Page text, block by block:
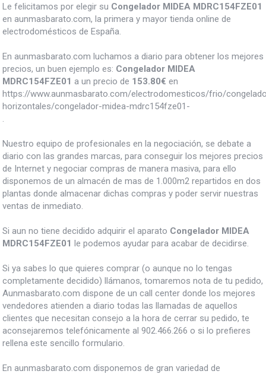
Le felicitamos por elegir su Congelador MIDEA MDRC154FZE01
en aunmasbarato.com, la primera y mayor tienda online de
electrodomésticos de España.
En aunmasbarato.com luchamos a diario para obtener los mejores
precios, un buen ejemplo es: Congelador MIDEA
MDRC154FZE01 a un precio de 153.80€ en
https://www.aunmasbarato.com/electrodomesticos/frio/
horizontales/congelador-midea-mdrc154fze01-
.
Nuestro equipo de profesionales en la negociación, se debate a
diario con las grandes marcas, para conseguir los mejores precios
de Internet y negociar compras de manera masiva, para ello
disponemos de un almacén de mas de 1.000m2 repartidos en dos
plantas donde almacenar dichas compras y poder servir nuestras
ventas de inmediato.
Si aun no tiene decidido adquirir el aparato Congelador MIDEA
MDRC154FZE01 le podemos ayudar para acabar de decidirse.
Si ya sabes lo que quieres comprar (o aunque no lo tengas
completamente decidido) llámanos, tomaremos nota de tu pedido,
Aunmasbarato.com dispone de un call center donde los mejores
vendedores atienden a diario todas las llamadas de aquellos
clientes que necesitan consejo a la hora de cerrar su pedido, te
aconsejaremos telefónicamente al 902.466.266 o si lo prefieres
rellena este sencillo formulario.
En aunmasbarato.com disponemos de gran variedad de